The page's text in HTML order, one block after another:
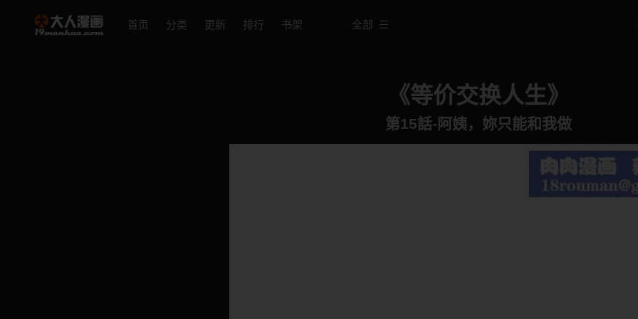
首页 分类 更新 排行 书架 全部
《等价交换人生》
第15話-阿姨，妳只能和我做